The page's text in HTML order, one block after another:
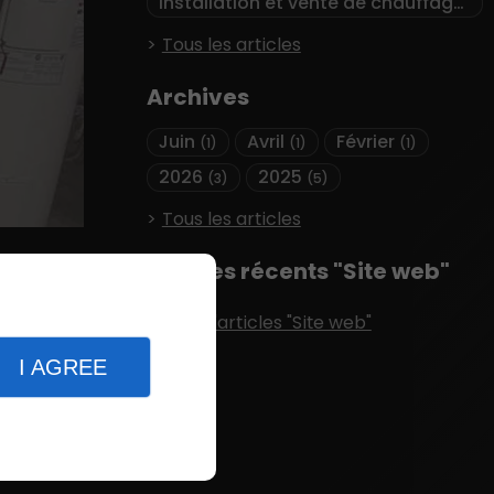
I AGREE
Tous les articles
Archives
Juin (1) Avril (1) Février (1)
2026 (3) 2025 (5)
Tous les articles
Articles récents "Site web"
Plus d'articles "Site web"